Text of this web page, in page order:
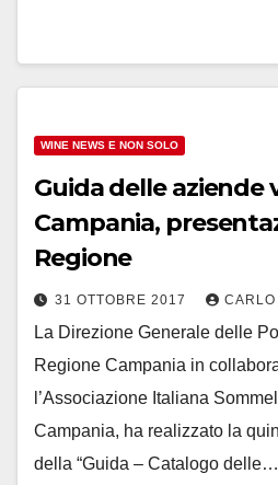
WINE NEWS E NON SOLO
Guida delle aziende
Campania,
Regione
31 OTTOBRE 2017 CARLO
La Direzione Generale delle
Regione Campania in
l’Associazione Italiana
Campania, ha realizzato la
della “Guida – Catalogo delle…